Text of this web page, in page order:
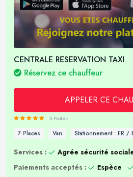
CENTRALE RESERVATION TAXI
Réservez ce chauffeur
APPELER CE
5 Notes
7 Places Van Stationnement : FR /
Services :
Agrée sécurité
Paiements acceptés :
Espèce